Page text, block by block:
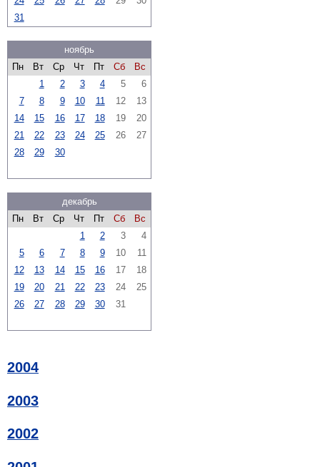
31
ноябрь
Пн
Вт Ср Чт Пт Сб
Вс
1
2 3 4 5
6
7
8 9 10 11 12
13
14
15 16 17 18 19
20
21
22 23 24 25 26
27
28
29 30
декабрь
Пн
Вт Ср Чт Пт Сб
Вс
1
2 3
4
5
6 7 8 9 10
11
12
13 14 15 16 17
18
19
20 21 22 23 24
25
26
27 28 29 30 31
2004
2003
2002